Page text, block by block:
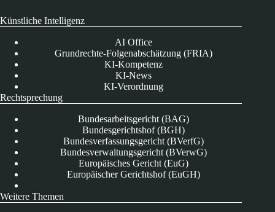
Künstliche Intelligenz
AI Office
Grundrechte-Folgenabschätzung (FRIA)
KI-Kompetenz
KI-News
KI-Verordnung
Rechtsprechung
Bundesarbeitsgericht (BAG)
Bundesgerichtshof (BGH)
Bundesverfassungsgericht (BVerfG)
Bundesverwaltungsgericht (BVerwG)
Europäisches Gericht (EuG)
Europäischer Gerichtshof (EuGH)
Weitere Themen